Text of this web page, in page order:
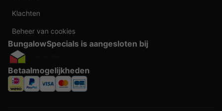
Klachten
Beheer van cookies
BungalowSpecials is aangesloten bij
Betaalmogelijkheden